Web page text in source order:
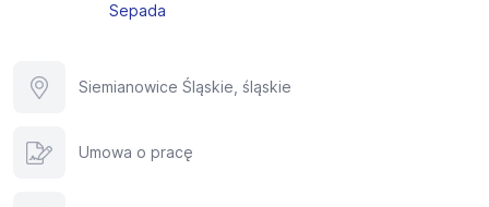
Sepada
Siemianowice Śląskie, śląskie
Umowa o pracę